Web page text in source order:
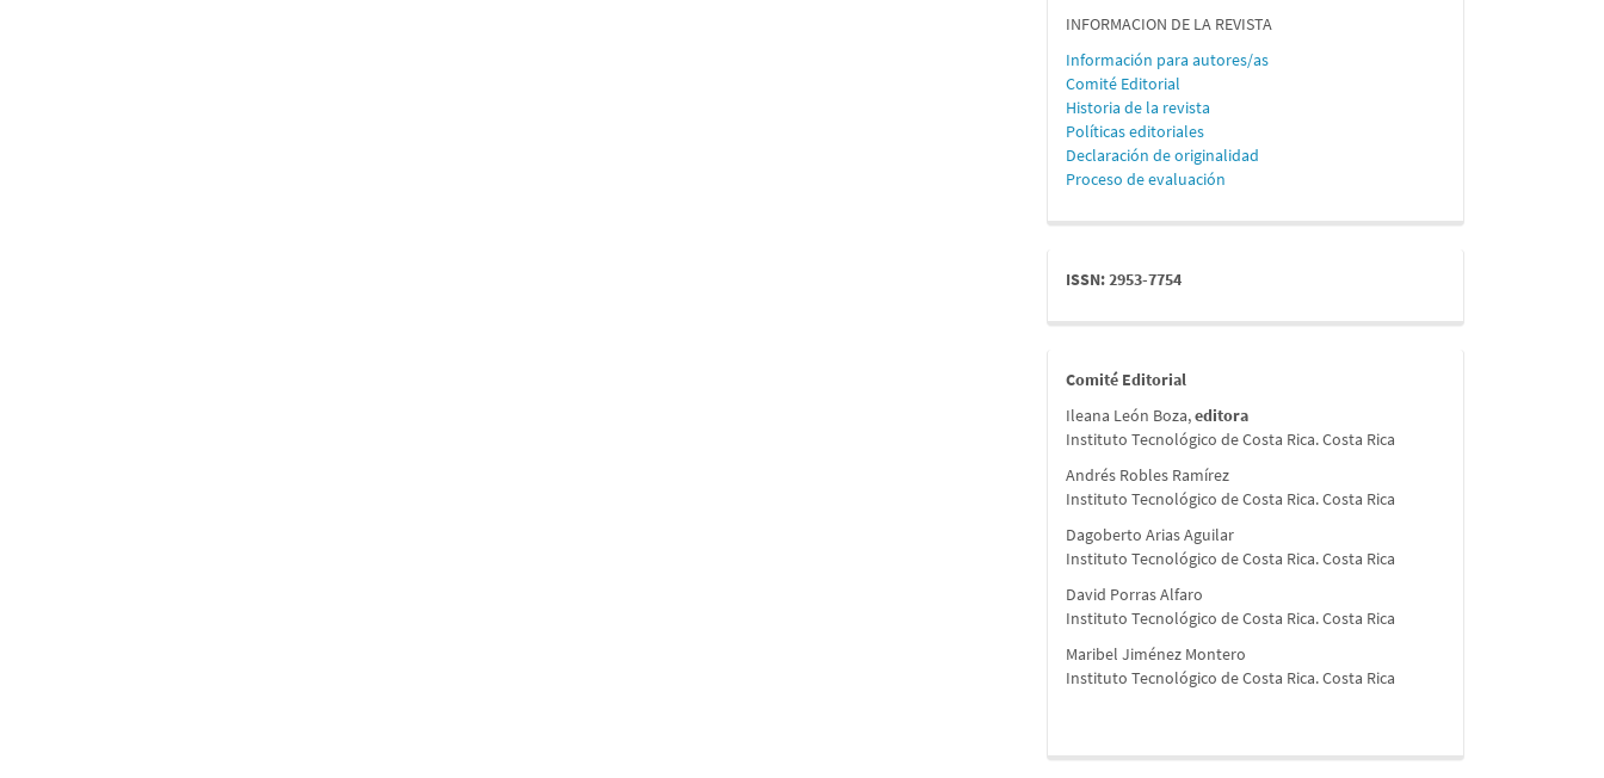
informacion
INFORMACION DE LA REVISTA
Información para autores/as
Comité Editorial
Historia de la revista
Políticas editoriales
Declaración de originalidad
Proceso de evaluación
issn
ISSN: 2953-7754
comite
Comité Editorial
Ileana León Boza,editora
Instituto Tecnológico de Costa Rica. Costa Rica
Andrés Robles Ramírez
Instituto Tecnológico de Costa Rica. Costa Rica
Dagoberto Arias Aguilar
Instituto Tecnológico de Costa Rica. Costa Rica
David Porras Alfaro
Instituto Tecnológico de Costa Rica. Costa Rica
Maribel Jiménez Montero
Instituto Tecnológico de Costa Rica. Costa Rica